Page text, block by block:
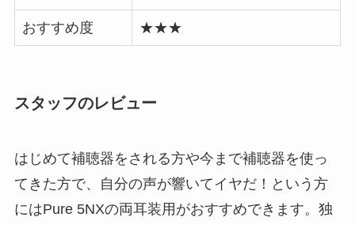
おすすめ度 ★★★
スタッフのレビュー
はじめて補聴器をされる方や今まで補聴器を使っ
てきた方で、自分の声が響いてイヤだ！という方
にはPure 5NXの両耳装用がおすすめできます。独